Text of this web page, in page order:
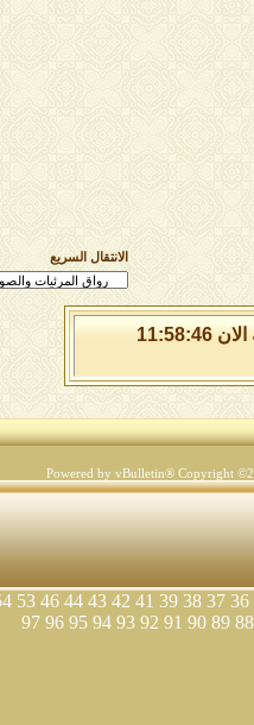
الانتقال السريع
الاحد 9 من اغسطس 2026 , الساعة الان 11:58:46
Powered by vBulletin® Copyright
36
37
38
39
41
42
43
44
46
53
88
89
90
91
92
93
94
95
96
97